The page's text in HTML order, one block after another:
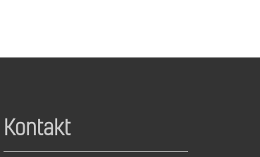
Kontakt